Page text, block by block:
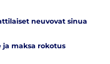
neuvovat sinua
maksa rokotus